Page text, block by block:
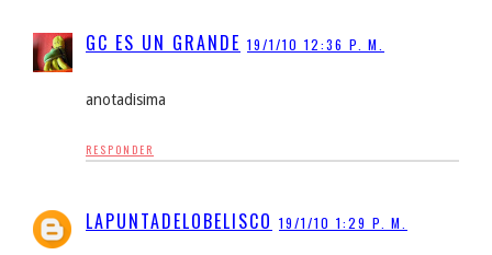
GC ES UN GRANDE 19/1/10 12:36 P. M.
anotadisima
RESPONDER
LAPUNTADELOBELISCO 19/1/10 1:29 P. M.